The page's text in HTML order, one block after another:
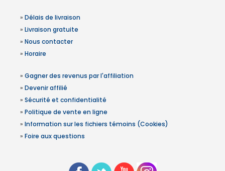
» Délais de livraison
» Livraison gratuite
» Nous contacter
» Horaire
» Gagner des revenus par l'affiliation
» Devenir affilié
» Sécurité et confidentialité
» Politique de vente en ligne
» Information sur les fichiers témoins (Cookies)
» Foire aux questions